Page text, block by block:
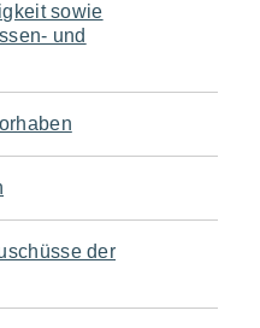
sowie
und
der